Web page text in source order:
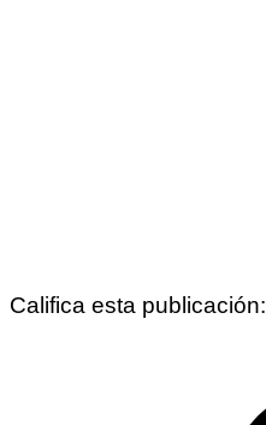
Califica esta publicación: